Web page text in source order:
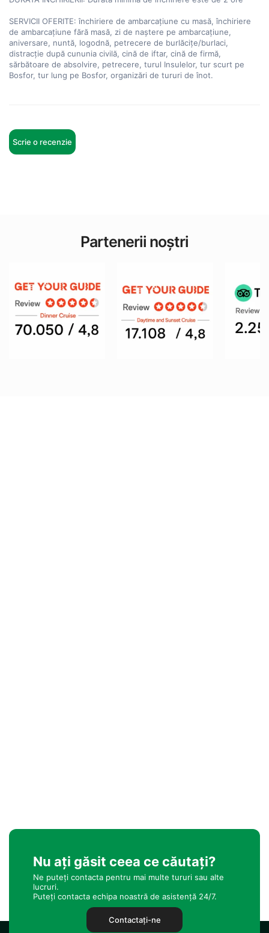
SERVICII OFERITE: închiriere de ambarcațiune cu masă, închiriere
de ambarcațiune fără masă, zi de naștere pe ambarcațiune,
aniversare, nuntă, logodnă, petrecere de burlăcițe/burlaci,
distracție după cununia civilă, cină de iftar, cină de firmă,
sărbătoare de absolvire, petrecere, turul Insulelor, tur scurt pe
Bosfor, tur lung pe Bosfor, organizări de tururi de înot.
Scrie o recenzie
Partenerii noștri
Nu ați găsit ceea ce căutați?
Ne puteți contacta pentru mai multe tururi sau alte
lucruri.
Puteți contacta echipa noastră de asistență 24/7.
Contactaţi-ne